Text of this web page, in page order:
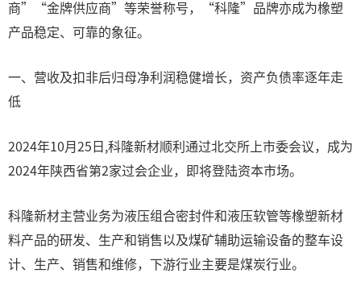
商”“金牌供应商”等荣誉称号，“科隆”品牌亦成为橡塑
产品稳定、可靠的象征。
一、营收及扣非后归母净利润稳健增长，资产负债率逐年走
低
2024年10月25日,科隆新材顺利通过北交所上市委会议，成为
2024年陕西省第2家过会企业，即将登陆资本市场。
科隆新材主营业务为液压组合密封件和液压软管等橡塑新材
料产品的研发、生产和销售以及煤矿辅助运输设备的整车设
计、生产、销售和维修，下游行业主要是煤炭行业。